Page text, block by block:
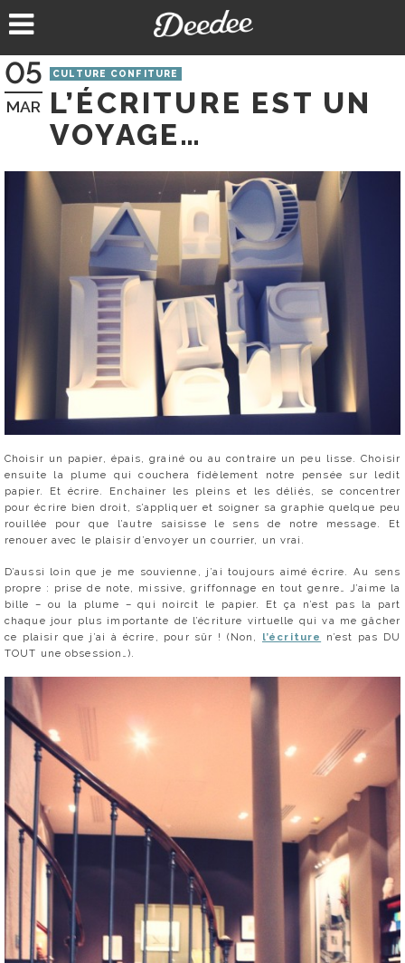
au
05
MAR
CULTURE CONFITURE
L’ÉCRITURE EST UN
VOYAGE…
Choisir un papier, épais, grainé ou au contraire un peu lisse. Choisir
ensuite la plume qui couchera fidèlement notre pensée sur ledit
papier. Et écrire. Enchainer les pleins et les déliés, se concentrer
pour écrire bien droit, s’appliquer et soigner sa graphie quelque peu
rouillée pour que l’autre saisisse le sens de notre message. Et
renouer avec le plaisir d’envoyer un courrier, un vrai.
D’aussi loin que je me souvienne, j’ai toujours aimé écrire. Au sens
propre : prise de note, missive, griffonnage en tout genre… J’aime la
bille – ou la plume – qui noircit le papier. Et ça n’est pas la part
chaque jour plus importante de l’écriture virtuelle qui va me gâcher
ce plaisir que j’ai à écrire, pour sûr ! (Non, l’écriture
n’est pas DU
TOUT une obsession…).